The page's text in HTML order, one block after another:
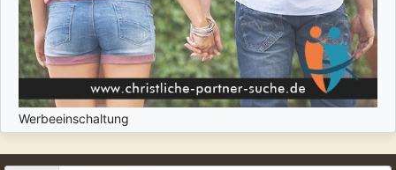
Werbeeinschaltung